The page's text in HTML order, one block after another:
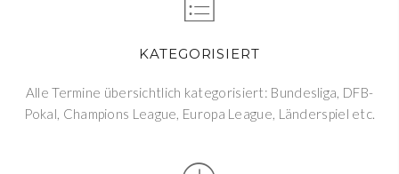
KATEGORISIERT
Alle Termine übersichtlich kategorisiert: Bundesliga, DFB-
Pokal, Champions League, Europa League, Länderspiel etc.